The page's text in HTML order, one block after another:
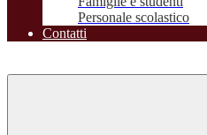
Personale scolastico
Contatti